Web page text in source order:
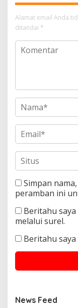
Alamat email Anda
ditandai *
Simpan
peramban ini
Beritahu
melalui surel.
Beritahu
News Feed